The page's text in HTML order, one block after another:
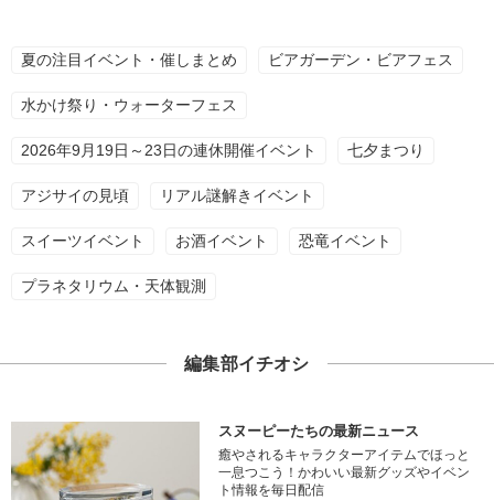
夏の注目イベント・催しまとめ ビアガーデン・ビアフェス
水かけ祭り・ウォーターフェス
2026年9月19日～23日の連休開催イベント 七夕まつり
アジサイの見頃 リアル謎解きイベント
スイーツイベント お酒イベント 恐竜イベント
プラネタリウム・天体観測
編集部イチオシ
スヌーピーたちの最新ニュース
癒やされるキャラクターアイテムでほっと
一息つこう！かわいい最新グッズやイベン
ト情報を毎日配信